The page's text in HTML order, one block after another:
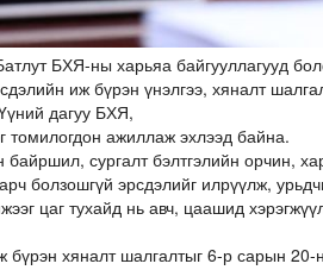
БХЯ-ны харьяа байгууллагууд
иж бүрэн үнэлгээ, хяналт
дагуу БХЯ,
ажиллаж эхлээд байна.
сургалт бэлтгэлийн орчин,
болзошгүй эрсдэлийг илрүүлж,
цаг тухайд нь авч, цаашид
хяналт шалгалтыг 6-р сарын 20-